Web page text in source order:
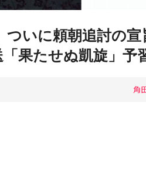
ついに頼朝追討の
果たせぬ凱旋」予
角